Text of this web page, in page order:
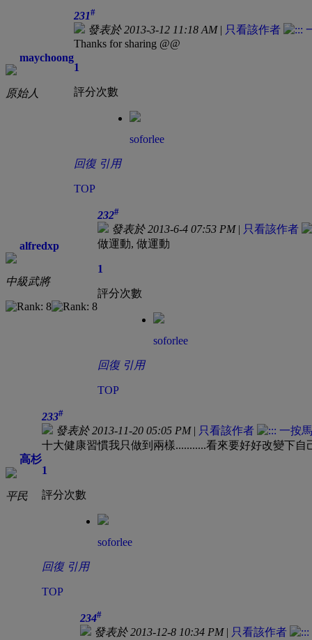
maychoong
原始人
231#
發表於 2013-3-12 11:18 AM| 只看該作者
Thanks for sharing @@
1
評分次數
soforlee
回復 引用
TOP
alfredxp
中級武將
232#
發表於 2013-6-4 07:53 PM| 只看該作者
做運動, 做運動
1
評分次數
soforlee
回復 引用
TOP
高杉
平民
233#
發表於 2013-11-20 05:05 PM| 只看該作者
十大健康習慣我只做到兩樣...........看來要好好改變下
1
評分次數
soforlee
回復 引用
TOP
234#
發表於 2013-12-8 10:34 PM| 只看該作者